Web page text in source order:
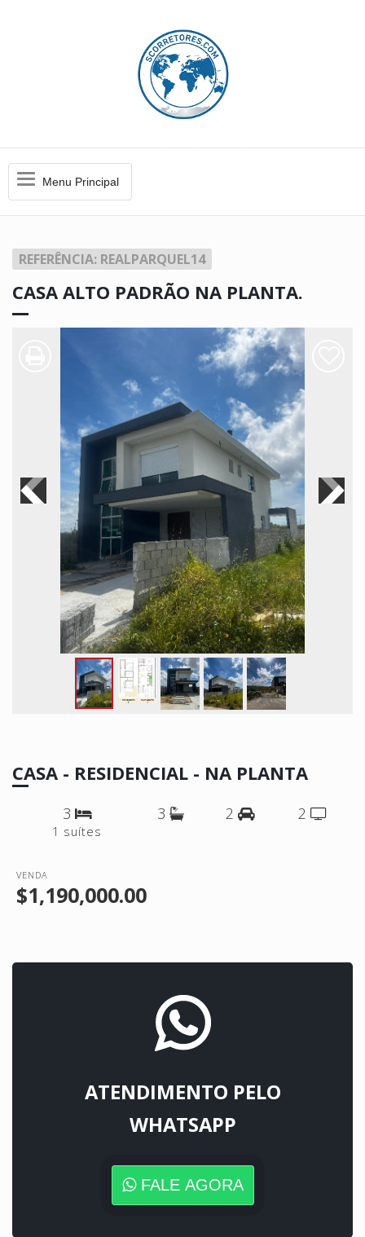
MenuMenu Principal
REFERÊNCIA: REALPARQUEL14
CASA ALTO PADRÃO NA PLANTA.
CASA - RESIDENCIAL - NA PLANTA
3
1 suítes
3 2 2
VENDA
$1,190,000.00
ATENDIMENTO PELO
WHATSAPP
FALE AGORA